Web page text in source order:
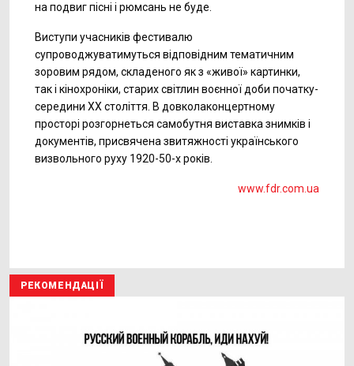
на подвиг пісні і рюмсань не буде.
Виступи учасників фестивалю
супроводжуватимуться відповідним тематичним
зоровим рядом, складеного як з «живої» картинки,
так і кінохроніки, старих світлин воєнної доби початку-
середини ХХ століття. В довколаконцертному
просторі розгорнеться самобутня виставка знимків і
документів, присвячена звитяжності українського
визвольного руху 1920-50-х років.
www.fdr.com.ua
РЕКОМЕНДАЦІЇ